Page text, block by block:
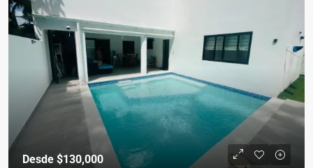
Desde $130,000